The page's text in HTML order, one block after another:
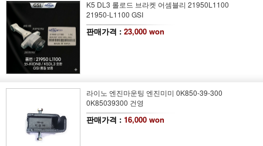
K5 DL3 롤로드 브라켓 어셈블리 21950L1100
21950-L1100 GSI
판매가격 : 23,000 won
라이노 엔진마운팅 엔진미미 0K850-39-300
0K85039300 건영
판매가격 : 16,000 won